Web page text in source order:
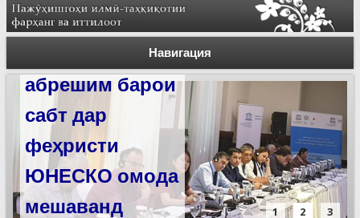
Навигация
Силсилаи
ёдгориҳои роҳи
абрешим барои
сабт дар
феҳристи
ЮНЕСКО омода
мешаванд
1 2 3